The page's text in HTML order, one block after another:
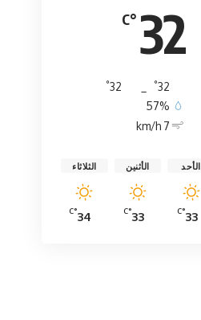
32
°C
32
°
32
°
57%
7 km/h
الأحد
33
°C
الأثنين
33
°C
الثلاثاء
34
°C